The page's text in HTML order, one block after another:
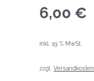
6,00 €
inkl. 19 % MwSt.
zzgl.Versandkosten